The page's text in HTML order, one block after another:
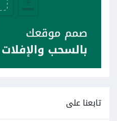
تابعنا على